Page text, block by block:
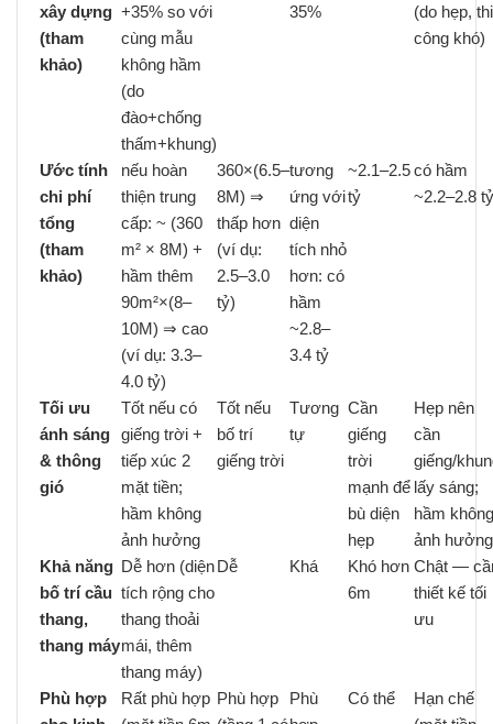
xây dựng
(tham
khảo)
+35% so với
cùng mẫu
không hầm
(do
đào+chống
thấm+khung)
35%
(do hẹp, thi
công khó)
Ước tính
chi phí
tổng
(tham
khảo)
nếu hoàn
thiện trung
cấp: ~ (360
m² × 8M) +
hầm thêm
90m²×(8–
10M) ⇒ cao
(ví dụ: 3.3–
4.0 tỷ)
360×(6.5–
8M) ⇒
thấp hơn
(ví dụ:
2.5–3.0
tỷ)
tương
ứng với
diện
tích nhỏ
hơn: có
hầm
~2.8–
3.4 tỷ
~2.1–2.5
tỷ
có hầm
~2.2–2.8 tỷ
Tối ưu
ánh sáng
& thông
gió
Tốt nếu có
giếng trời +
tiếp xúc 2
mặt tiền;
hầm không
ảnh hưởng
Tốt nếu
bố trí
giếng trời
Tương
tự
Cần
giếng
trời
mạnh để
bù diện
hẹp
Hẹp nên
cần
giếng/
lấy sáng;
hầm không
ảnh hưởng
Khả năng
bố trí cầu
thang,
thang máy
Dễ hơn (diện
tích rộng cho
thang thoải
mái, thêm
thang máy)
Dễ Khá
Khó hơn
6m
Chật —
thiết kế tối
ưu
Phù hợp
Rất phù hợp Phù hợp
Phù
Có thể
Hạn chế